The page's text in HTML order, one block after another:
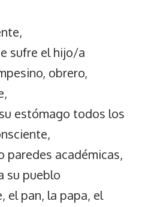
sufre el hijo/a
obrero,
estómago todos los
paredes académicas,
su pueblo
el pan, la papa, el